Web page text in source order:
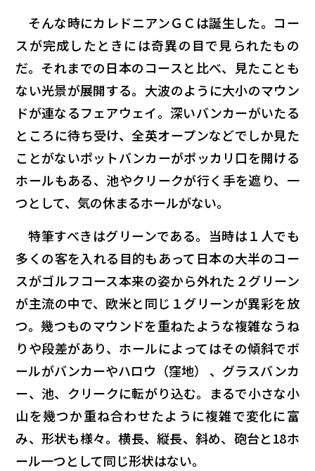
そんな時にカレドニアンＧＣは誕生した。コー
スが完成したときには奇異の目で見られたもの
だ。それまでの日本のコースと比べ、見たことも
ない光景が展開する。大波のように大小のマウン
ドが連なるフェアウェイ。深いバンカーがいたる
ところに待ち受け、全英オープンなどでしか見た
ことがないポットバンカーがポッカリ口を開ける
ホールもある、池やクリークが行く手を遮り、一
つとして、気の休まるホールがない。
特筆すべきはグリーンである。当時は１人でも
多くの客を入れる目的もあって日本の大半のコー
スがゴルフコース本来の姿から外れた２グリーン
が主流の中で、欧米と同じ１グリーンが異彩を放
つ。幾つものマウンドを重ねたような複雑なうね
りや段差があり、ホールによってはその傾斜でボ
ールがバンカーやハロウ（窪地） 、グラスバンカ
ー、池、クリークに転がり込む。まるで小さな小
山を幾つか重ね合わせたように複雑で変化に富
み、形状も様々。横長、縦長、斜め、砲台と18ホ
ール一つとして同じ形状はない。